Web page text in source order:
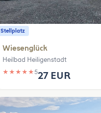
Stellplatz
Wiesenglück
Heilbad Heiligenstadt
★ ★ ★ ★ ★527 EUR